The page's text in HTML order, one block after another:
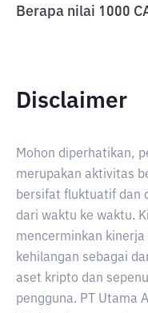
Berapa nilai 1000
Disclaimer
Mohon diperhatikan,
merupakan aktivitas
bersifat fluktuatif dan
dari waktu ke waktu.
mencerminkan
kehilangan sebagai
aset kripto dan
pengguna. PT Utama